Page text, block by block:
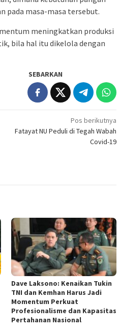
pada masa-masa tersebut.
meningkatkan produksi
bila hal itu dikelola dengan
SEBARKAN
Pos berikutnya
Fatayat NU Peduli di Tegah Wabah
Covid-19
Dave Laksono: Kenaikan Tukin
TNI dan Kemhan Harus Jadi
Momentum Perkuat
Profesionalisme dan Kapasitas
Pertahanan Nasional